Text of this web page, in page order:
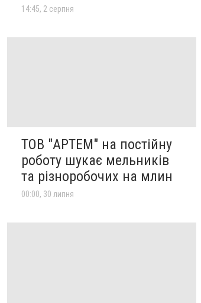
14:45, 2 серпня
ТОВ "АРТЕМ" на постійну
роботу шукає мельників
та різноробочих на млин
00:00, 30 липня